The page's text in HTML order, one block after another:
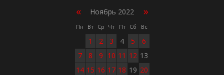
« Ноябрь 2022 »
Пн Вт Ср Чт Пт Сб Вс
1 2 3 4 5
6
7
8 9 10 11 12 13
14 15 16 17 18 19 20